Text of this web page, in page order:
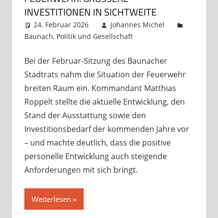
NVESTITIONEN IN SICHTWEITE
24. Februar 2026
Johannes Michel
Baunach, Politik und Gesellschaft
Bei der Februar-Sitzung des Baunacher
Stadtrats nahm die Situation der Feuerwehr
breiten Raum ein. Kommandant Matthias
Roppelt stellte die aktuelle Entwicklung, den
Stand der Ausstattung sowie den
Investitionsbedarf der kommenden Jahre vor
– und machte deutlich, dass die positive
personelle Entwicklung auch steigende
Anforderungen mit sich bringt.
Weiterlesen